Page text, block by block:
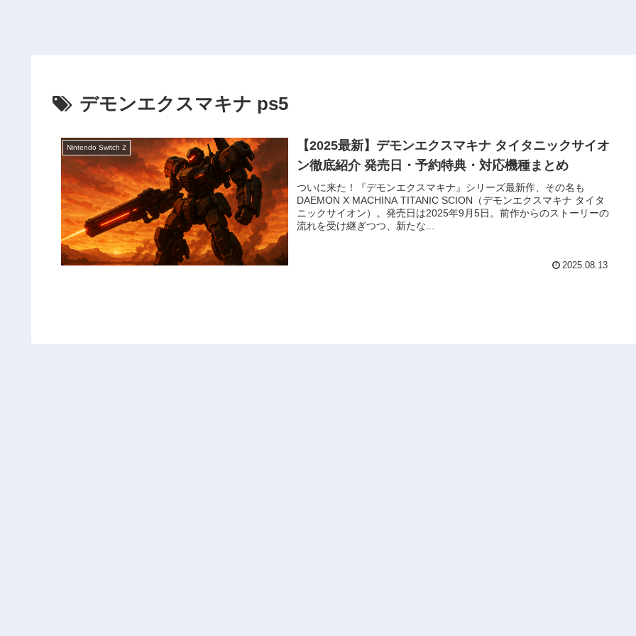
デモンエクスマキナ ps5
Nintendo Switch 2
【2025最新】デモンエクスマキナ タイタニックサイオ
ン徹底紹介 発売日・予約特典・対応機種まとめ
ついに来た！『デモンエクスマキナ』シリーズ最新作、その名も
DAEMON X MACHINA TITANIC SCION（デモンエクスマキナ タイタ
ニックサイオン）。発売日は2025年9月5日。前作からのストーリーの
流れを受け継ぎつつ、新たな...
2025.08.13